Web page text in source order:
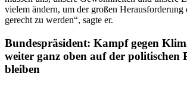
vielem ändern, um der großen
gerecht zu werden“, sagte er.
Bundespräsident: Kampf gegen
weiter ganz oben auf der politischen
bleiben